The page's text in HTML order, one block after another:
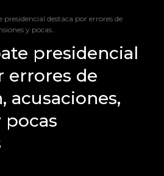
presidencial destaca por errores de
y pocas...
presidencial
errores de
acusaciones,
pocas